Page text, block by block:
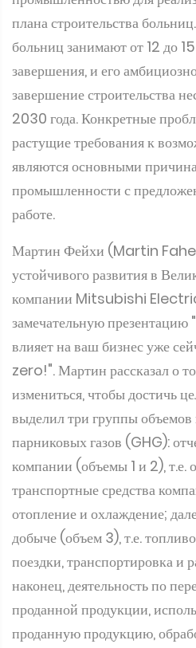
завершения, и его
завершение строительства
2030 года. Конкретные
растущие требования к
являются основными
промышленности с
работе.
Мартин Фейхи (Martin
устойчивого развития в
компании Mitsubishi
замечательную
влияет на ваш бизнес уже
zero!". Мартин рассказал о
измениться, чтобы достичь
выделил три группы
парниковых газов (GHG):
компании (объемы 1 и 2), т.е.
транспортные средства
отопление и охлаждение;
добыче (объем 3), т.е.
поездки, транспортировка и
наконец, деятельность по
проданной продукции,
проданную продукцию,
Он напомнил всем, что
нулю" не должно